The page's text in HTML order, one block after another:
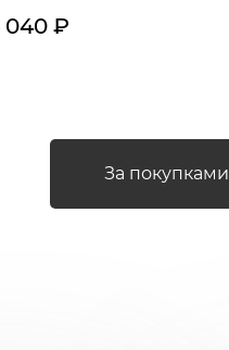
040 ₽
За покупками